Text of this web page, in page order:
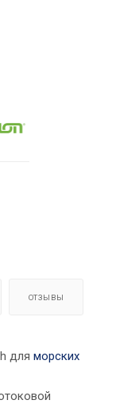
ОТЗЫВЫ
для морских